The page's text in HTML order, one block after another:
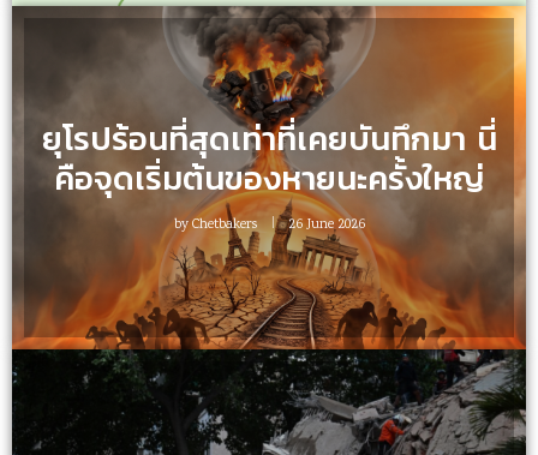
ยุโรปร้อนที่สุดเท่าที่เคยบันทึกมา นี่
คือจุดเริ่มต้นของหายนะครั้งใหญ่
byChetbakers 26 June 2026